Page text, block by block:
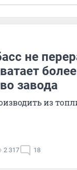
не
завода
из
2 317 18